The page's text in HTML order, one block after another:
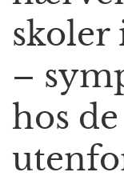
–
hos